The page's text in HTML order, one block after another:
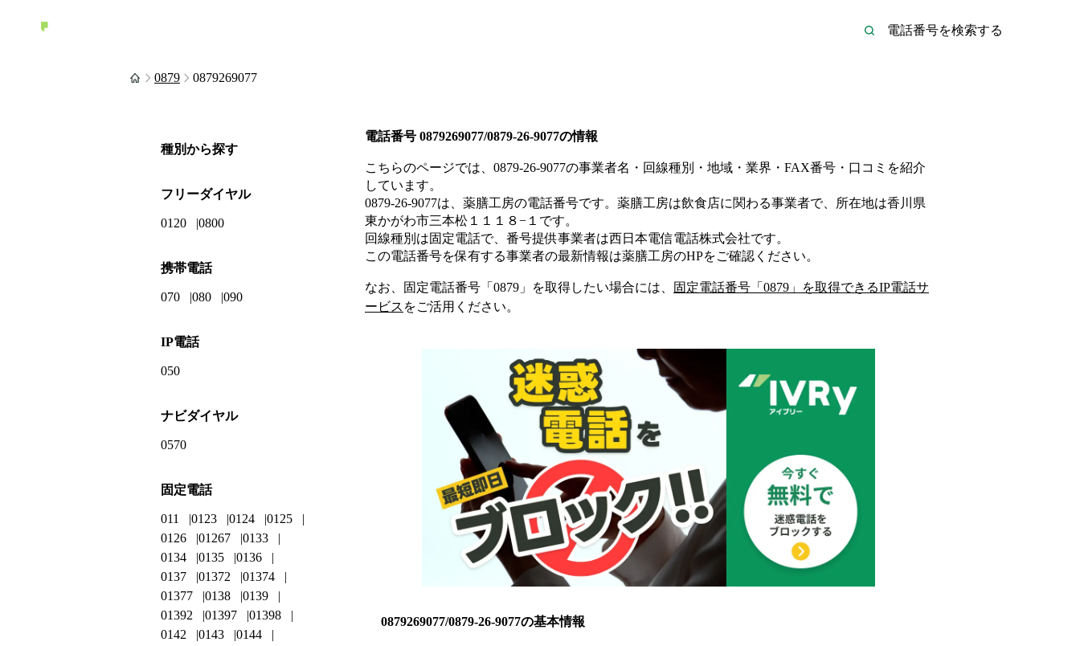
0879 0879269077
電話番号 0879269077/0879-26-9077の情報
こちらのページでは、 0879-26-9077の事業者名・回線種別・地域・業界・FAX番号・口コミを紹介
しています。
0879-26-9077は、 薬膳工房の電話番号です。 薬膳工房は飲食店に関わる事業者で、所在地は香川県
東かがわ市三本松１１１８−１ です。
回線種別は固定電話で、番号提供事業者は西日本電信電話株式会社です。
この電話番号を保有する事業者の最新情報は薬膳工房のHPをご確認ください。
なお、固定電話番号「 0879 」を取得したい場合には、 固定電話番号「 0879 」を取得できるIP電話サ
ービス をご活用ください。
0879269077/0879-26-9077の基本情報
種別から探す
フリーダイヤル
0120 0800
携帯電話
070 080 090
IP電話
050
ナビダイヤル
0570
固定電話
011 0123 0124
0125
0126
01267
0133
0134
0135
0136
0137
01372
01374
01377
0138
0139
01392
01397
01398
0142
0143
0144